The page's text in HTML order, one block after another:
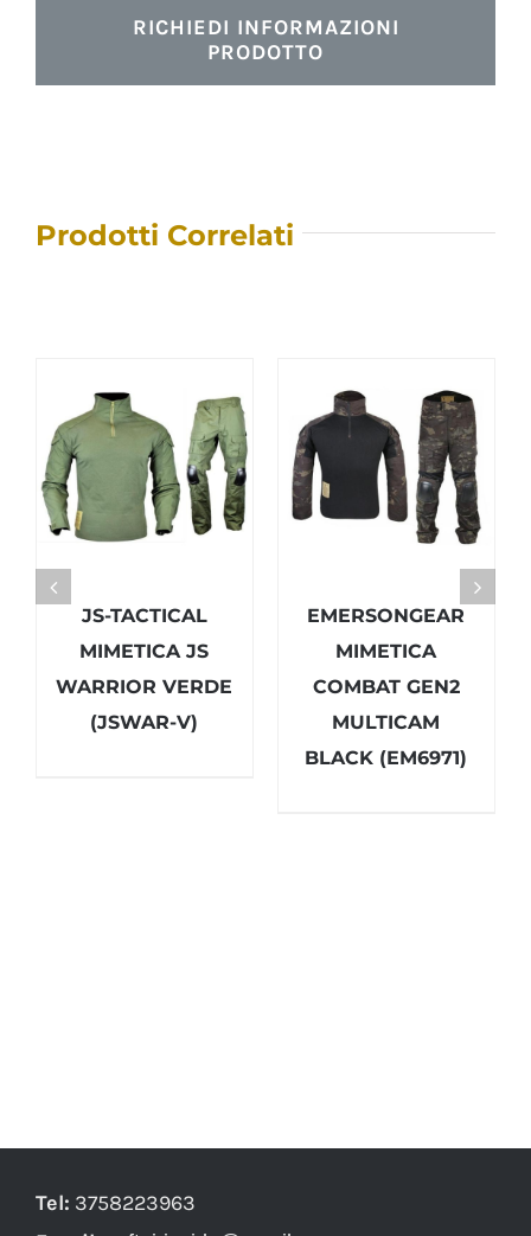
RICHIEDI INFORMAZIONI
PRODOTTO
Prodotti Correlati
JS-TACTICAL
MIMETICA JS
WARRIOR VERDE
(JSWAR-V)
EMERSONGEAR
MIMETICA
COMBAT GEN2
MULTICAM
BLACK (EM6971)
Tel: 3758223963